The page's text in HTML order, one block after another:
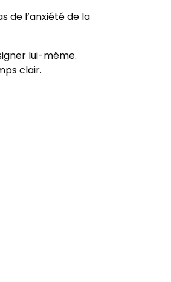
de l’anxiété de la
lui-même.
clair.